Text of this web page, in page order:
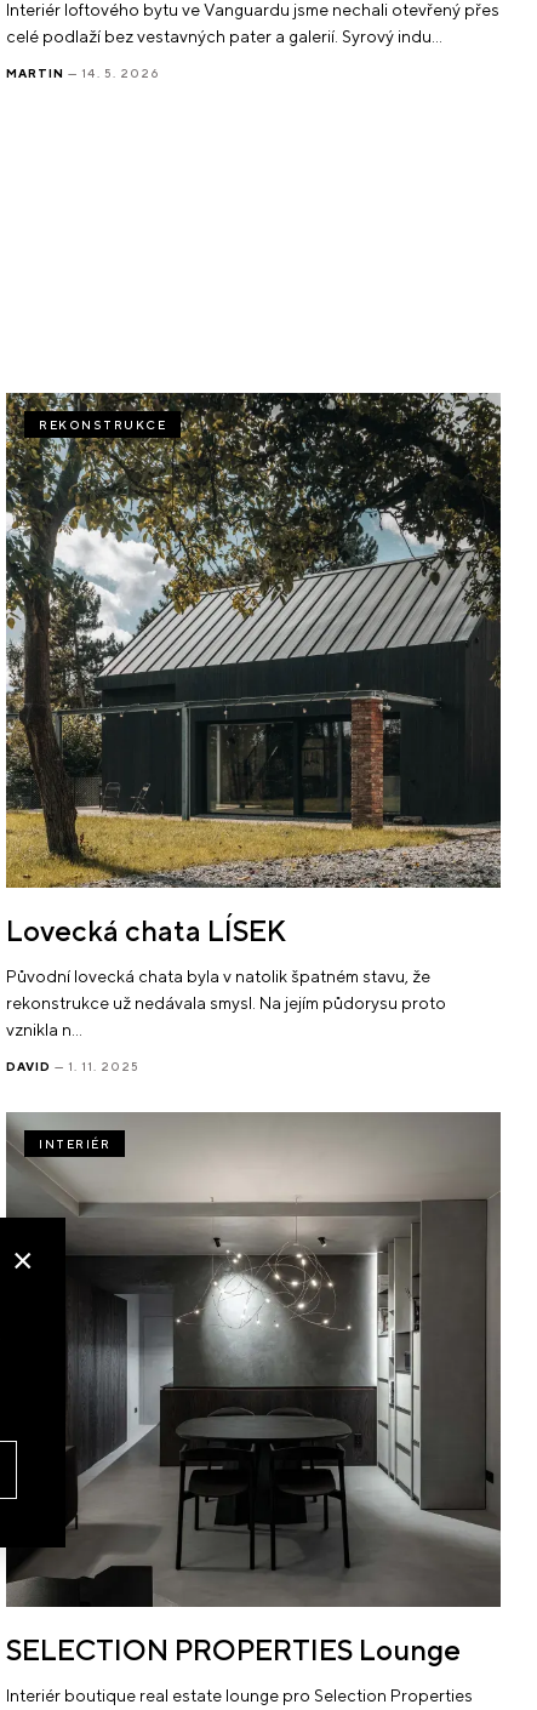
×
Interiér loftového bytu ve Vanguardu jsme nechali otevřený přes
celé podlaží bez vestavných pater a galerií. Syrový indu…
MARTIN — 14. 5. 2026
REKONSTRUKCE
Lovecká chata LÍSEK
Původní lovecká chata byla v natolik špatném stavu, že
rekonstrukce už nedávala smysl. Na jejím půdorysu proto
vznikla n…
DAVID — 1. 11. 2025
INTERIÉR
SELECTION PROPERTIES Lounge
Interiér boutique real estate lounge pro Selection Properties